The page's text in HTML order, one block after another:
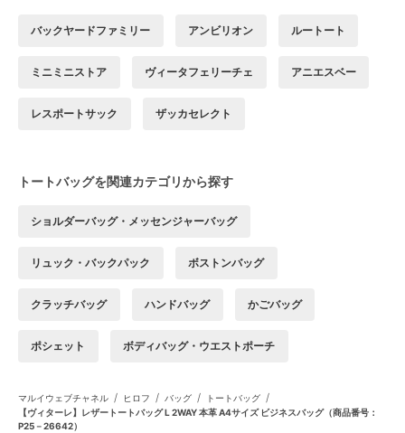
バックヤードファミリー アンビリオン ルートート
ミニミニストア ヴィータフェリーチェ アニエスベー
レスポートサック ザッカセレクト
トートバッグを関連カテゴリから探す
ショルダーバッグ・メッセンジャーバッグ
リュック・バックパック ボストンバッグ
クラッチバッグ ハンドバッグ かごバッグ
ポシェット ボディバッグ・ウエストポーチ
マルイウェブチャネル / ヒロフ / バッグ / トートバッグ /
【ヴィターレ】レザートートバッグ L 2WAY 本革 A4サイズ ビジネスバッグ（商品番号：
P25－26642）